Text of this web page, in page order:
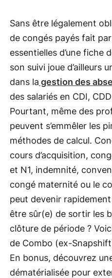
Sans être légalement
de congés payés fait
essentielles d’une fiche
son suivi joue d’ailleurs
dans la gestion des
des salariés en CDI,
Pourtant, même des
peuvent s’emmêler les
méthodes de calcul.
cours d’acquisition,
et N1, indemnité,
congé maternité ou le
peut devenir
être sûr(e) de sortir les
clôture de période ?
de Combo (ex-
En bonus, découvrez
dématérialisée pour